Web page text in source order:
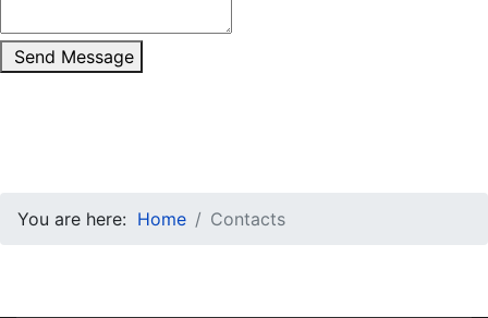
Send Message
You are here: Home Contacts